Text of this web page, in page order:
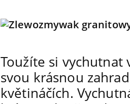
Toužíte si vychutnat
svou krásnou
květináčích.